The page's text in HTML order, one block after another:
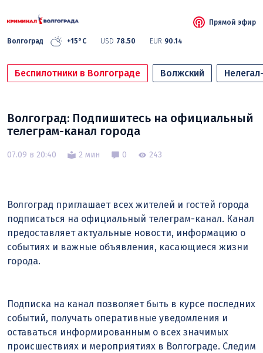
Волгоград +15°C USD 78.50 EUR 90.14
Прямой эфир
Беспилотники в Волгограде Волжский
Волгоград: Подпишитесь на официальный
телеграм-канал города
07.09 в 20:40 2 мин 0 243
Волгоград приглашает всех жителей и гостей города
подписаться на официальный телеграм-канал. Канал
предоставляет актуальные новости, информацию о
событиях и важные объявления, касающиеся жизни
города.
Подписка на канал позволяет быть в курсе последних
событий, получать оперативные уведомления и
оставаться информированным о всех значимых
происшествиях и мероприятиях в Волгограде. Следим